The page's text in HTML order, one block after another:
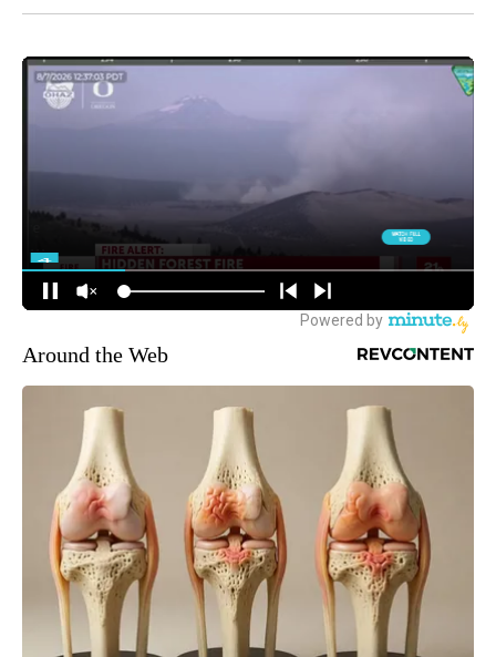
Around the Web